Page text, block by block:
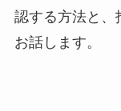
認する方法と、
お話します。